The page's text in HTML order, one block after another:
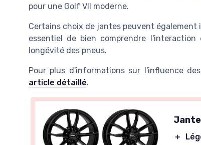
pour une Golf VII moderne.
Certains choix de jantes peuvent également
essentiel de bien comprendre
longévité des pneus.
Pour plus d'informations sur l'influence
article détaillé.
＋